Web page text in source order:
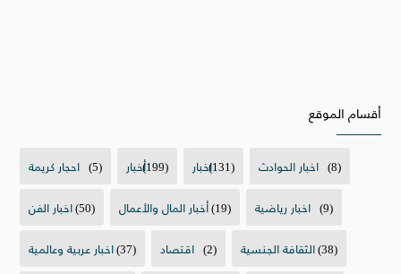
أقسام الموقع
احجار كريمة (5) أخبار(199) اخبار(131) اخبار الحوادث (8)
اخبار الفن(50) أخبار المال والأعمال(19) اخبار رياضية (9)
اخبار عربية وعالمية(37) اقتصاد (2) الثقافة الجنسية(38)